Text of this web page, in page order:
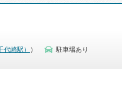
代崎駅） ）
駐車場あり